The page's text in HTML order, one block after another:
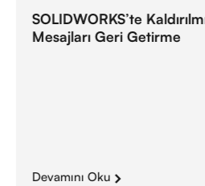
SOLIDWORKS’te
Mesajları Geri Getirme
Devamını Oku